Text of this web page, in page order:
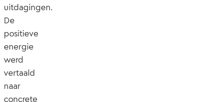
uitdagingen.
De
positieve
energie
werd
vertaald
naar
concrete